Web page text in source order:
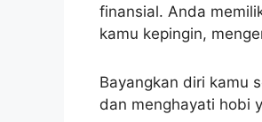
finansial. Anda
kamu kepingin,
Bayangkan diri kamu
dan menghayati hobi